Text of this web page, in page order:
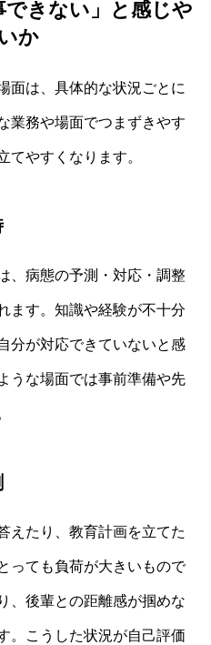
できない」と感じや
か
面は、具体的な状況ごとに
業務や場面でつまずきやす
てやすくなります。
、病態の予測・対応・調整
ます。知識や経験が不十分
分が対応できていないと感
うな場面では事前準備や先
えたり、教育計画を立てた
っても負荷が大きいもので
、後輩との距離感が掴めな
。こうした状況が自己評価